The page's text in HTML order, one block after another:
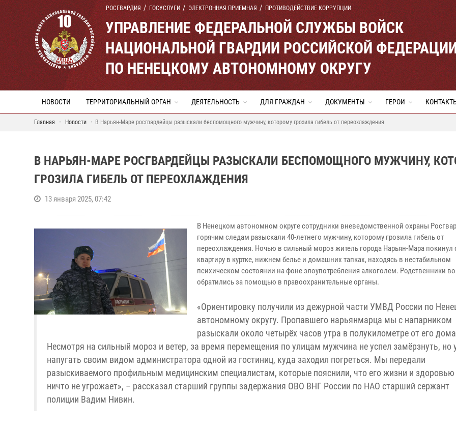
РОСГВАРДИЯ ГОСУСЛУГИ ЭЛЕКТРОННАЯ ПРИЕМНАЯ ПРОТИВОДЕЙСТВИЕ КОРРУПЦИИ
УПРАВЛЕНИЕ ФЕДЕРАЛЬНОЙ СЛУЖБЫ ВОЙСК
НАЦИОНАЛЬНОЙ ГВАРДИИ РОССИЙСКОЙ
ПО НЕНЕЦКОМУ АВТОНОМНОМУ ОКРУГУ
НОВОСТИ ТЕРРИТОРИАЛЬНЫЙ ОРГАН ДЕЯТЕЛЬНОСТЬ ДЛЯ ГРАЖДАН ДОКУМЕНТЫ ГЕРОИ
Главная Новости В Нарьян-Маре росгвардейцы разыскали беспомощного мужчину, которому грозила гибель от переохлаждения
В НАРЬЯН-МАРЕ РОСГВАРДЕЙЦЫ РАЗЫСКАЛИ БЕСПОМОЩНОГО МУЖЧИНУ,
ГРОЗИЛА ГИБЕЛЬ ОТ ПЕРЕОХЛАЖДЕНИЯ
13 января 2025, 07:42
В Ненецком автономном округе сотрудники вневедомственной охраны
горячим следам разыскали 40-летнего мужчину, которому грозила гибель от
переохлаждения. Ночью в сильный мороз житель города Нарьян-Мара покинул
квартиру в куртке, нижнем белье и домашних тапках, находясь в нестабильном
психическом состоянии на фоне злоупотребления алкоголем. Родственники
обратились за помощью в правоохранительные органы.
«Ориентировку получили из дежурной части УМВД России по
автономному округу. Пропавшего нарьянмарца мы с напарником
разыскали около четырёх часов утра в полукилометре от его
Несмотря на сильный мороз и ветер, за время перемещения по улицам мужчина не успел замёрзнуть, но
напугать своим видом администратора одной из гостиниц, куда заходил погреться. Мы передали
разыскиваемого профильным медицинским специалистам, которые пояснили, что его жизни и здоровью
ничто не угрожает», – рассказал старший группы задержания ОВО ВНГ России по НАО старший сержант
полиции Вадим Нивин.